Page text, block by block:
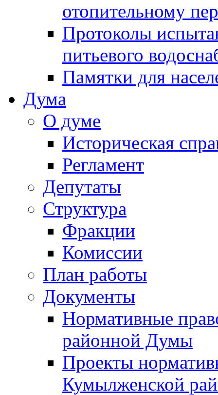
отопительному
Протоколы
питьевого
Памятки для
Дума
О думе
Историческая
Регламент
Депутаты
Структура
Фракции
Комиссии
План работы
Документы
Нормативные
районной Думы
Проекты
Кумылженской